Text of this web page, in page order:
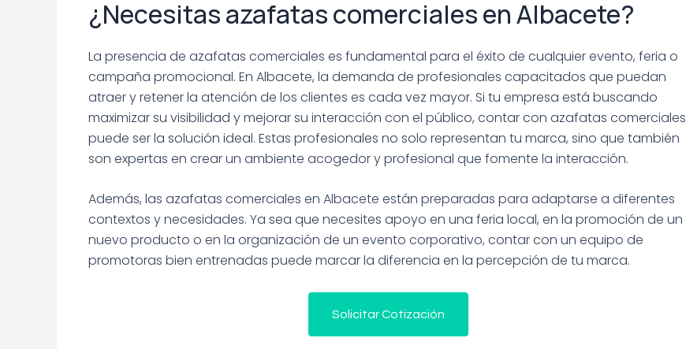
¿Necesitas azafatas comerciales en Albacete?
La presencia de azafatas comerciales es fundamental para el éxito de cualquier evento, feria o
campaña promocional. En Albacete, la demanda de profesionales capacitados que puedan
atraer y retener la atención de los clientes es cada vez mayor. Si tu empresa está buscando
maximizar su visibilidad y mejorar su interacción con el público, contar con azafatas comerciales
puede ser la solución ideal. Estas profesionales no solo representan tu marca, sino que también
son expertas en crear un ambiente acogedor y profesional que fomente la interacción.
Además, las azafatas comerciales en Albacete están preparadas para adaptarse a diferentes
contextos y necesidades. Ya sea que necesites apoyo en una feria local, en la promoción de un
nuevo producto o en la organización de un evento corporativo, contar con un equipo de
promotoras bien entrenadas puede marcar la diferencia en la percepción de tu marca.
Solicitar Cotización